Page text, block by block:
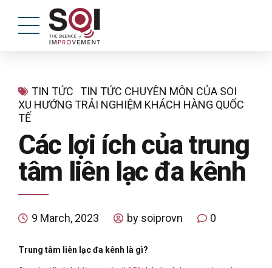
TIN TỨC TIN TỨC CHUYÊN MÔN CỦA SOI
XU HƯỚNG TRẢI NGHIỆM KHÁCH HÀNG QUỐC
TẾ
Các lợi ích của trung
tâm liên lạc đa kênh
9 March, 2023 by soiprovn 0
Trung tâm liên lạc đa kênh là gì?